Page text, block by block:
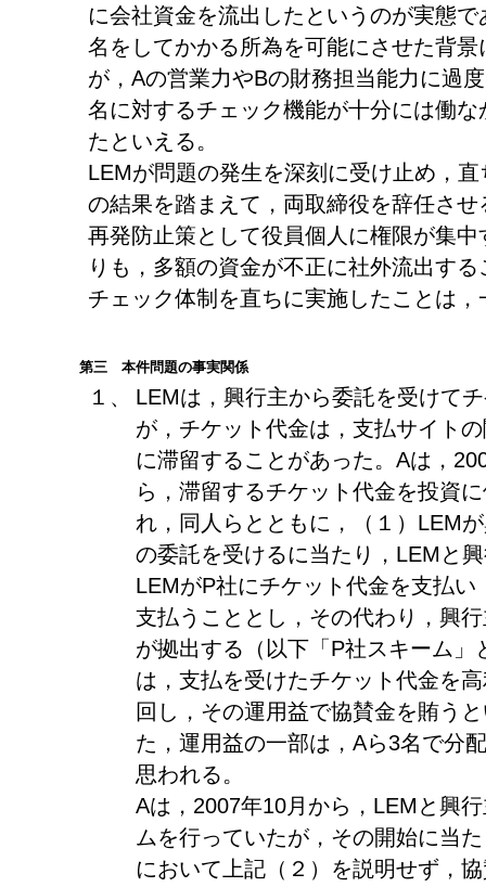
に会社資金を流出したというのが実態
名をしてかかる所為を可能にさせた背
が，Aの営業力やBの財務担当能力に過
名に対するチェック機能が十分には働
たといえる。
LEMが問題の発生を深刻に受け止め，
の結果を踏まえて，両取締役を辞任さ
再発防止策として役員個人に権限が集
りも，多額の資金が不正に社外流出す
チェック体制を直ちに実施したことは
第三 本件問題の事実関係
１、
LEMは，興行主から委託を受けて
が，チケット代金は，支払サイト
に滞留することがあった。Aは，
ら，滞留するチケット代金を投資
れ，同人らとともに，（１）LEM
の委託を受けるに当たり，LEMと
LEMがP社にチケット代金を支払
支払うこととし，その代わり，興
が拠出する（以下「P社スキーム」
は，支払を受けたチケット代金を
回し，その運用益で協賛金を賄う
た，運用益の一部は，Aら3名で分
思われる。
Aは，2007年10月から，LEMと興
ムを行っていたが，その開始に当
において上記（２）を説明せず，